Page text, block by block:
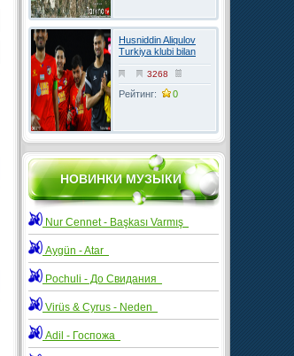
Husniddin Aliqulov
Turkiya klubi bilan
kelishuvga erishdi
3268
Рейтинг: 0
НОВИНКИ МУЗЫКИ
Nur Cennet - Başkası Varmış
Aygün - Atar
Pochuli - До Свидания
Virüs & Cyrus - Neden
Adil - Госпожа